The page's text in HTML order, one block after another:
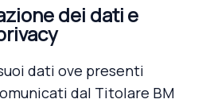
dei dati e
dati ove presenti
dal Titolare BM